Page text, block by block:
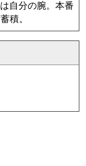
自分の腕。本番
積。